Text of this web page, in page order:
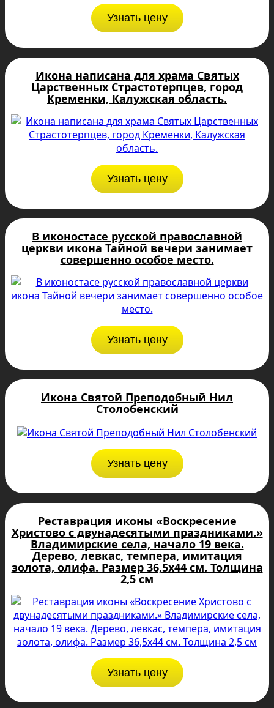
Узнать цену
Икона написана для храма Святых
Царственных Страстотерпцев, город
Кременки, Калужская область.
Узнать цену
В иконостасе русской православной
церкви икона Тайной вечери занимает
совершенно особое место.
Узнать цену
Икона Святой Преподобный Нил
Столобенский
Узнать цену
Реставрация иконы «Воскресение
Христово с двунадесятыми праздниками.»
Владимирские села, начало 19 века.
Дерево, левкас, темпера, имитация
золота, олифа. Размер 36,5х44 см. Толщина
2,5 см
Узнать цену